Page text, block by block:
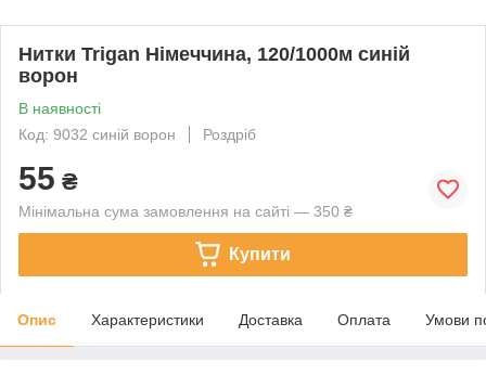
Нитки Trigan Німеччина, 120/1000м синій
ворон
В наявності
Код: 9032 синій ворон
Роздріб
55 ₴
Мінімальна сума замовлення на сайті — 350 ₴
Купити
Опис Характеристики Доставка Оплата Умови